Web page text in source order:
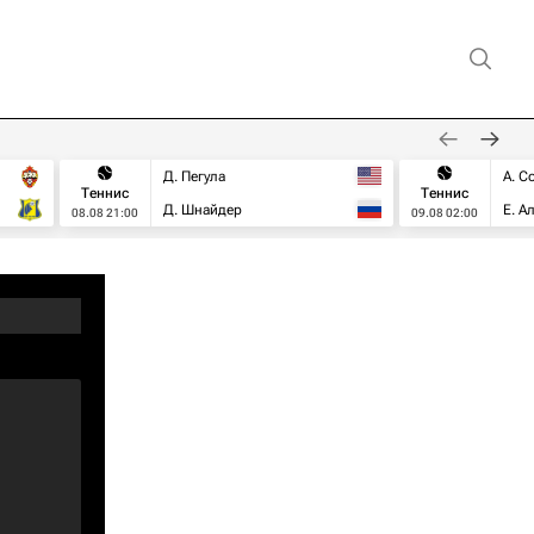
Теннис
08.08 21:00
Д. Пегула
Д. Шнайдер
Теннис
09.08 02:00
А.
Е.